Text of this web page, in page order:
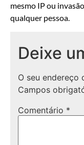
mesmo IP ou
qualquer pessoa.
Deixe
O seu endereço
Campos
Comentário *